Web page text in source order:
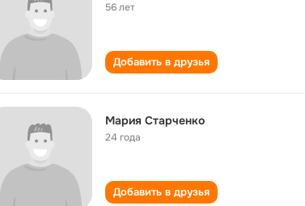
56 лет
Добавить в друзья
Мария Старченко
24 года
Добавить в друзья